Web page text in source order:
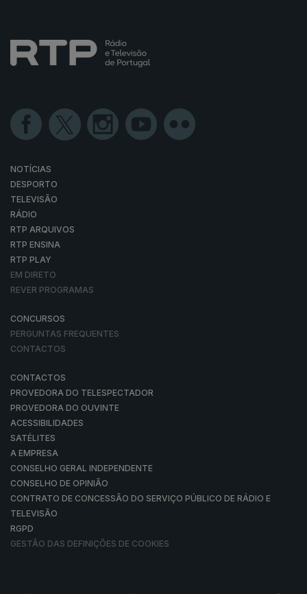
NOTÍCIAS
DESPORTO
TELEVISÃO
RÁDIO
RTP ARQUIVOS
RTP ENSINA
RTP PLAY
EM DIRETO
REVER PROGRAMAS
CONCURSOS
PERGUNTAS FREQUENTES
CONTACTOS
CONTACTOS
PROVEDORA DO TELESPECTADOR
PROVEDORA DO OUVINTE
ACESSIBILIDADES
SATÉLITES
A EMPRESA
CONSELHO GERAL INDEPENDENTE
CONSELHO DE OPINIÃO
CONTRATO DE CONCESSÃO DO SERVIÇO PÚBLICO DE RÁDIO E
TELEVISÃO
RGPD
GESTÃO DAS DEFINIÇÕES DE COOKIES